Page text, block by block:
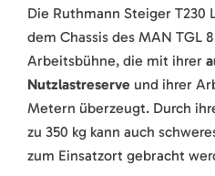
Die Ruthmann Steiger T230
dem Chassis des MAN TGL
Arbeitsbühne, die mit ihrer
Nutzlastreserve und ihrer
Metern überzeugt. Durch
zu 350 kg kann auch
zum Einsatzort gebracht